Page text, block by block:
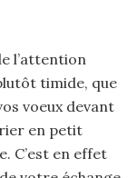
l’attention
timide, que
voeux devant
en petit
C’est en effet